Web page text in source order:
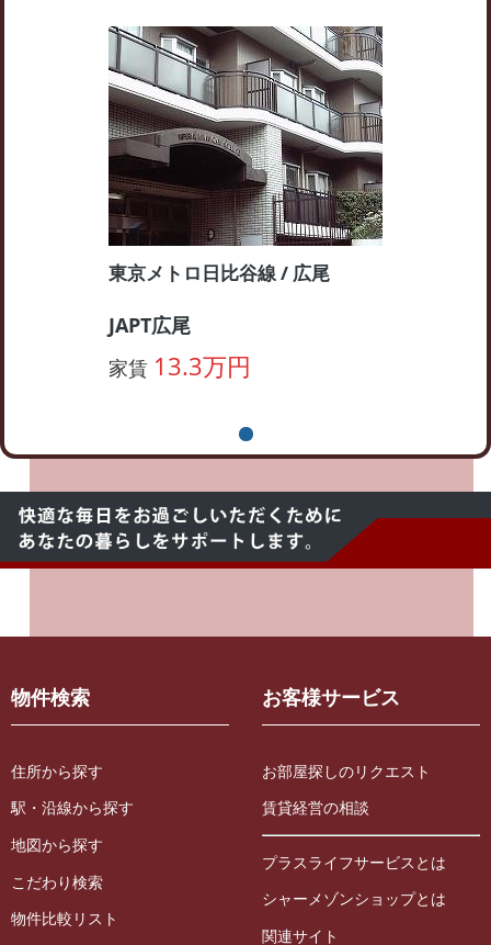
東京メトロ日比谷線 / 広尾
JAPT広尾
家賃 13.3万円
物件検索
住所から探す
駅・沿線から探す
地図から探す
こだわり検索
物件比較リスト
お客様サービス
お部屋探しのリクエスト
賃貸経営の相談
プラスライフサービスとは
シャーメゾンショップとは
関連サイト